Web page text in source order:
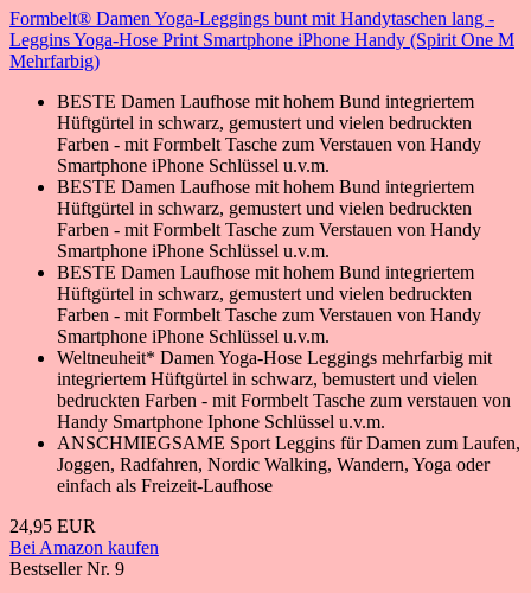
Formbelt® Damen Yoga-Leggings bunt mit Handytaschen lang -
Leggins Yoga-Hose Print Smartphone iPhone Handy (Spirit One M
Mehrfarbig)
BESTE Damen Laufhose mit hohem Bund integriertem
Hüftgürtel in schwarz, gemustert und vielen bedruckten
Farben - mit Formbelt Tasche zum Verstauen von Handy
Smartphone iPhone Schlüssel u.v.m.
BESTE Damen Laufhose mit hohem Bund integriertem
Hüftgürtel in schwarz, gemustert und vielen bedruckten
Farben - mit Formbelt Tasche zum Verstauen von Handy
Smartphone iPhone Schlüssel u.v.m.
BESTE Damen Laufhose mit hohem Bund integriertem
Hüftgürtel in schwarz, gemustert und vielen bedruckten
Farben - mit Formbelt Tasche zum Verstauen von Handy
Smartphone iPhone Schlüssel u.v.m.
Weltneuheit* Damen Yoga-Hose Leggings mehrfarbig mit
integriertem Hüftgürtel in schwarz, bemustert und vielen
bedruckten Farben - mit Formbelt Tasche zum verstauen von
Handy Smartphone Iphone Schlüssel u.v.m.
ANSCHMIEGSAME Sport Leggins für Damen zum Laufen,
Joggen, Radfahren, Nordic Walking, Wandern, Yoga oder
einfach als Freizeit-Laufhose
24,95 EUR
Bei Amazon kaufen
Bestseller Nr. 9